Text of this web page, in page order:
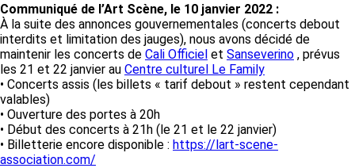
Communiqué de l’Art Scène, le 10 janvier 2022 :
À la suite des annonces gouvernementales (concerts debout
interdits et limitation des jauges), nous avons décidé de
maintenir les concerts de Cali Officiel et Sanseverino , prévus
les 21 et 22 janvier au Centre culturel Le Family
• Concerts assis (les billets « tarif debout » restent cependant
valables)
• Ouverture des portes à 20h
• Début des concerts à 21h (le 21 et le 22 janvier)
• Billetterie encore disponible : https://lart-scene-
association.com/